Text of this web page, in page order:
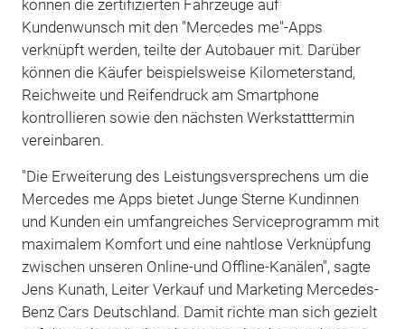
können die zertifizierten Fahrzeuge auf
Kundenwunsch mit den "Mercedes me"-Apps
verknüpft werden, teilte der Autobauer mit. Darüber
können die Käufer beispielsweise Kilometerstand,
Reichweite und Reifendruck am Smartphone
kontrollieren sowie den nächsten Werkstatttermin
vereinbaren.
"Die Erweiterung des Leistungsversprechens um die
Mercedes me Apps bietet Junge Sterne Kundinnen
und Kunden ein umfangreiches Serviceprogramm mit
maximalem Komfort und eine nahtlose Verknüpfung
zwischen unseren Online-und Offline-Kanälen", sagte
Jens Kunath, Leiter Verkauf und Marketing Mercedes-
Benz Cars Deutschland. Damit richte man sich gezielt